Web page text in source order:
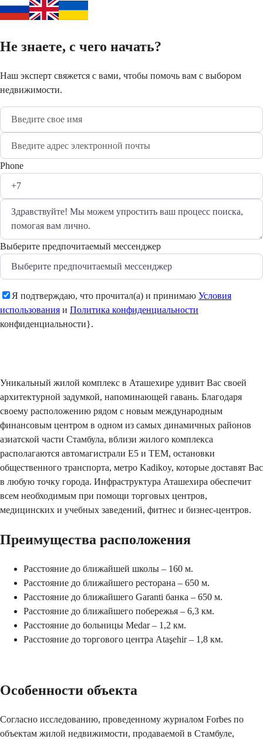
Не знаете, с чего начать?
Наш эксперт свяжется с вами, чтобы помочь вам с выбором
недвижимости.
Phone
Выберите предпочитаемый мессенджер
Я подтверждаю, что прочитал(а) и принимаю Условия
использования и Политика конфиденциальности
конфиденциальности}.
Уникальный жилой комплекс в Аташехире удивит Вас своей
архитектурной задумкой, напоминающей гавань. Благодаря
своему расположению рядом с новым международным
финансовым центром в одном из самых динамичных районов
азиатской части Стамбула, вблизи жилого комплекса
располагаются автомагистрали E5 и TEM, остановки
общественного транспорта, метро Kadikoy, которые доставят Вас
в любую точку города. Инфраструктура Аташехира обеспечит
всем необходимым при помощи торговых центров,
медицинских и учебных заведений, фитнес и бизнес-центров.
Преимущества расположения
Расстояние до ближайшей школы – 160 м.
Расстояние до ближайшего ресторана – 650 м.
Расстояние до ближайшего Garanti банка – 650 м.
Расстояние до ближайшего побережья – 6,3 км.
Расстояние до больницы Medar– 1,2 км.
Расстояние до торгового центра Ataşehir– 1,8 км.
Особенности объекта
Согласно исследованию, проведенному журналом Forbes по
объектам жилой недвижимости, продаваемой в Стамбуле,